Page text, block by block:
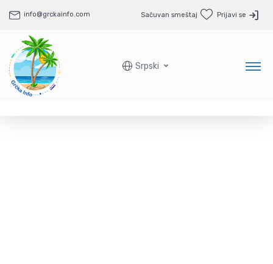
info@grckainfo.com Sačuvan smeštaj Prijavi se
Srpski